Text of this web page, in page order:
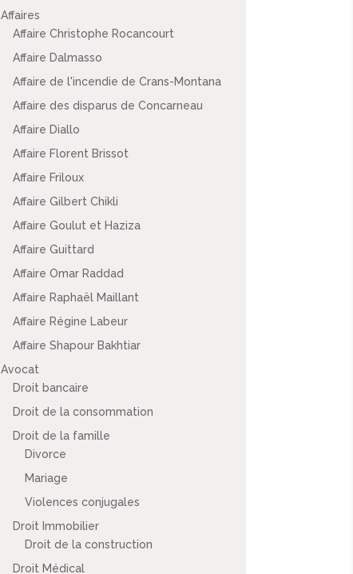
Affaires
Affaire Christophe Rocancourt
Affaire Dalmasso
Affaire de l'incendie de Crans-Montana
Affaire des disparus de Concarneau
Affaire Diallo
Affaire Florent Brissot
Affaire Friloux
Affaire Gilbert Chikli
Affaire Goulut et Haziza
Affaire Guittard
Affaire Omar Raddad
Affaire Raphaël Maillant
Affaire Régine Labeur
Affaire Shapour Bakhtiar
Avocat
Droit bancaire
Droit de la consommation
Droit de la famille
Divorce
Mariage
Violences conjugales
Droit Immobilier
Droit de la construction
Droit Médical